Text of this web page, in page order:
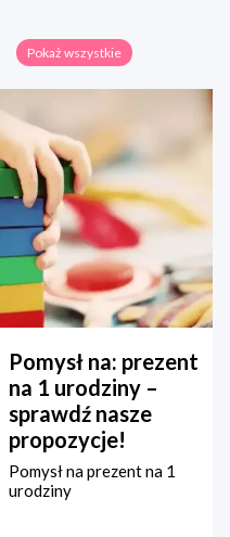
Pokaż wszystkie
Pomysł na: prezent
na 1 urodziny –
sprawdź nasze
propozycje!
Pomysł na prezent na 1
urodziny